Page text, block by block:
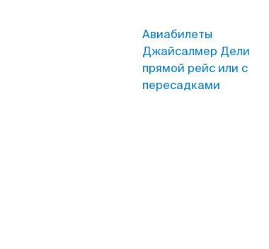
Авиабилеты
Джайсалмер Дели
прямой рейс или с
пересадками